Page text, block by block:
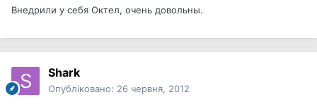
Внедрили у себя Октел, очень довольны.
Shark
Опубліковано: 26 червня, 2012